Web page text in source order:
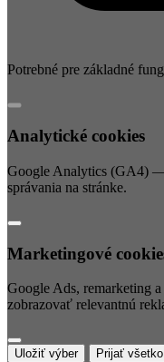
Potrebné pre základné
Analytické cookies
Google Analytics (GA4) —
správania na stránke.
Marketingové
Google Ads, remarketing
zobrazovať relevantnú
Uložiť výber Prijať všetko